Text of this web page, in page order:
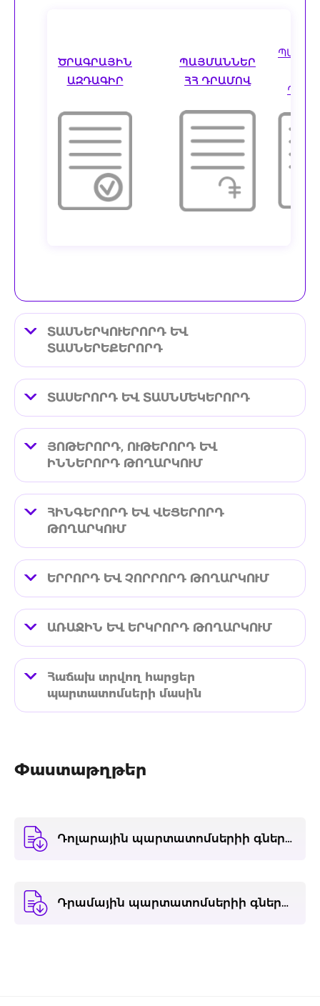
ԾՐԱԳՐԱՅԻՆ
ԱԶԴԱԳԻՐ
ՊԱՅՄԱՆՆԵՐ
ՀՀ ԴՐԱՄՈՎ
ՏԱՍՆԵՐԿՈՒԵՐՈՐԴ ԵՎ
ՏԱՍՆԵՐԵՔԵՐՈՐԴ
ՏԱՍԵՐՈՐԴ ԵՎ ՏԱՍՆՄԵԿԵՐՈՐԴ
ՅՈԹԵՐՈՐԴ, ՈՒԹԵՐՈՐԴ ԵՎ
ԻՆՆԵՐՈՐԴ ԹՈՂԱՐԿՈՒՄ
ՀԻՆԳԵՐՈՐԴ ԵՎ ՎԵՑԵՐՈՐԴ
ԹՈՂԱՐԿՈՒՄ
ԵՐՐՈՐԴ ԵՎ ՉՈՐՐՈՐԴ ԹՈՂԱՐԿՈՒՄ
ԱՌԱՋԻՆ ԵՎ ԵՐԿՐՈՐԴ ԹՈՂԱՐԿՈՒՄ
Հաճախ տրվող հարցեր
պարտատոմսերի մասին
Փաստաթղթեր
Դոլարային պարտատոմսերիի գները 30.09.2024-29.11.2024 ժամանակահատվածի համար
Դրամային պարտատոմսերիի գները 30.09.2024-29.11.2024 ժամանակահատվածի համար